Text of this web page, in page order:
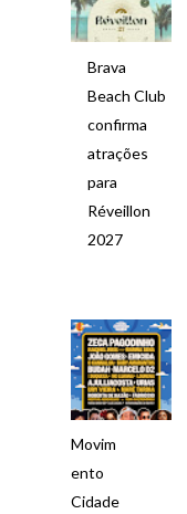
Brava
Beach Club
confirma
atrações
para
Réveillon
2027
Movim
ento
Cidade